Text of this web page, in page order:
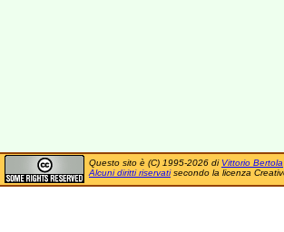
Questo sito è (C) 1995-2026 di Vittorio Bertola
Alcuni diritti riservatisecondo la licenza